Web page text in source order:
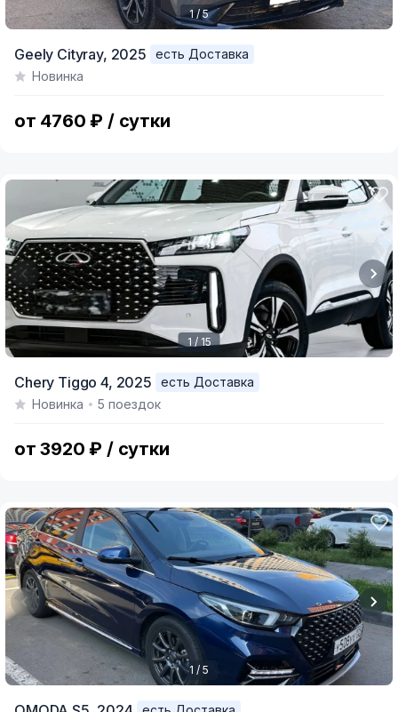
of
1 / 5
Geely Cityray, 2025
есть Доставка
Новинка
от 4760 ₽ / сутки
of
1 / 15
Chery Tiggo 4, 2025
есть Доставка
Новинка
5 поездок
от 3920 ₽ / сутки
1 / 5